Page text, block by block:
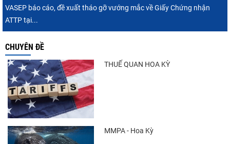
VASEP báo cáo, đề xuất tháo gỡ vướng mắc về Giấy Chứng nhận
ATTP tại...
CHUYÊN ĐỀ
THUẾ QUAN HOA KỲ
MMPA - Hoa Kỳ